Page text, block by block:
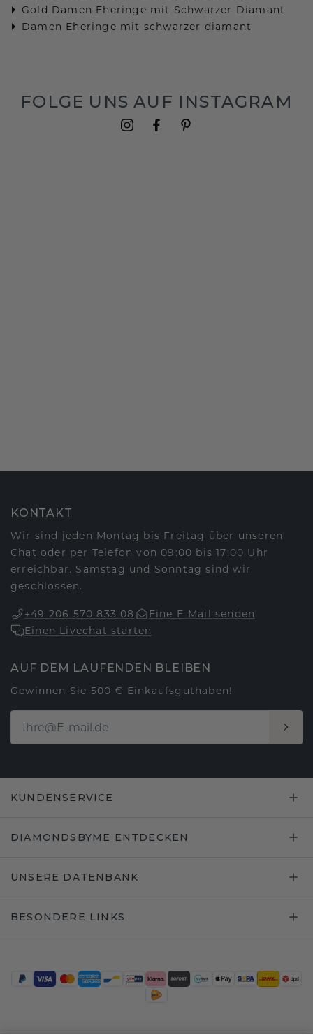
Gold Damen Eheringe mit Schwarzer Diamant
Damen Eheringe mit schwarzer diamant
FOLGE UNS AUF INSTAGRAM
KONTAKT
Wir sind jeden Montag bis Freitag über unseren
Chat oder per Telefon von 09:00 bis 17:00 Uhr
erreichbar. Samstag und Sonntag sind wir
geschlossen.
+49 206 570 833 08
Eine E-Mail senden
Einen Livechat starten
AUF DEM LAUFENDEN BLEIBEN
Gewinnen Sie 500 € Einkaufsguthaben!
KUNDENSERVICE
DIAMONDSBYME ENTDECKEN
UNSERE DATENBANK
BESONDERE LINKS